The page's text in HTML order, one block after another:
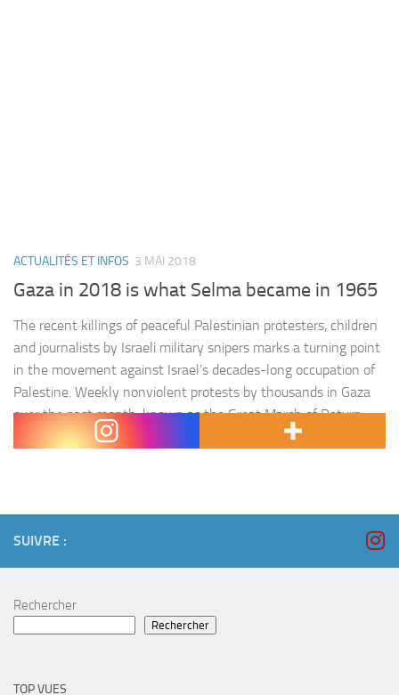
ACTUALITÉS ET INFOS 3 MAI 2018
Gaza in 2018 is what Selma became in 1965
The recent killings of peaceful Palestinian protesters, children
and journalists by Israeli military snipers marks a turning point
in the movement against Israel’s decades-long occupation of
Palestine. Weekly nonviolent protests by thousands in Gaza
over the past month, known as the Great March of Return,
have resulted in dozens dead and hundreds injured by the…
SUIVRE :
Rechercher
Rechercher
TOP VUES